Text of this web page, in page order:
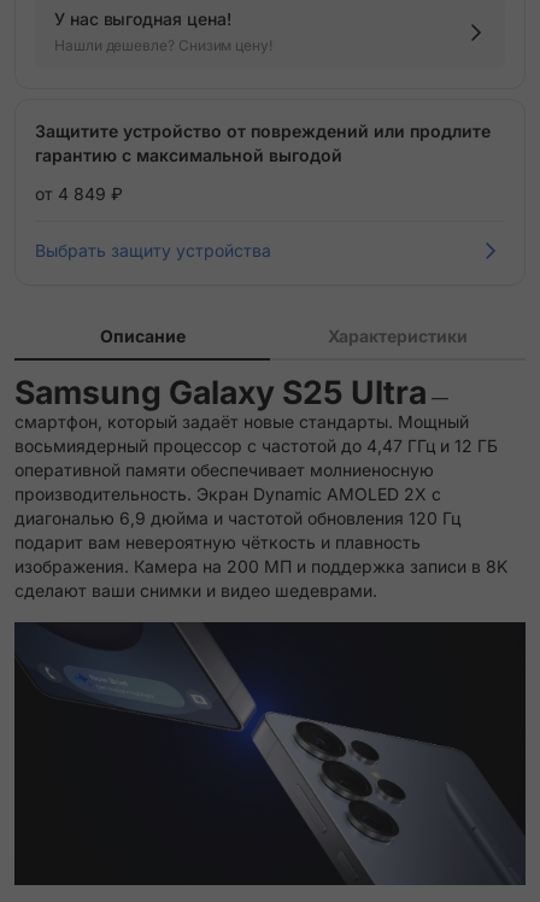
У нас выгодная цена!
Нашли дешевле? Снизим цену!
Защитите устройство от повреждений или продлите
гарантию с максимальной выгодой
от 4 849 ₽
Выбрать защиту устройства
Описание Характеристики
Samsung Galaxy S25 Ultra —
смартфон, который задаёт новые стандарты. Мощный
восьмиядерный процессор с частотой до 4,47 ГГц и 12 ГБ
оперативной памяти обеспечивает молниеносную
производительность. Экран Dynamic AMOLED 2X с
диагональю 6,9 дюйма и частотой обновления 120 Гц
подарит вам невероятную чёткость и плавность
изображения. Камера на 200 МП и поддержка записи в 8K
сделают ваши снимки и видео шедеврами.